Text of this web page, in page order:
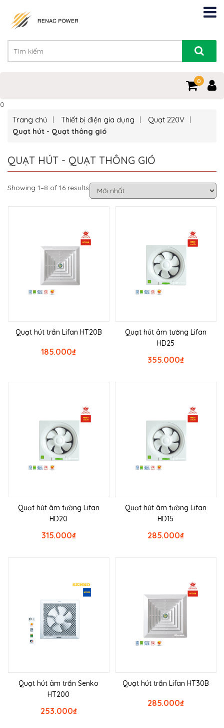
0
0
Trang chủ Thiết bị điện gia dụng Quạt 220V
Quạt hút - Quạt thông gió
QUẠT HÚT - QUẠT THÔNG GIÓ
Showing 1–8 of 16 results
Quạt hút trần Lifan HT20B
₫
185.000
Quạt hút âm tường Lifan
HD25
₫
355.000
Quạt hút âm tường Lifan
HD20
₫
315.000
Quạt hút âm tường Lifan
HD15
₫
285.000
Quạt hút âm trần Senko
HT200
₫
253.000
Quạt hút trần Lifan HT30B
₫
285.000